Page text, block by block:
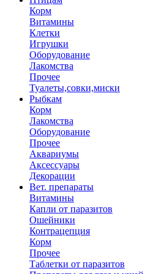
Корм
Витамины
Клетки
Игрушки
Оборудование
Лакомства
Прочее
Туалеты,совки,миски
Рыбкам
Корм
Лакомства
Оборудование
Прочее
Аквариумы
Аксессуары
Декорации
Вет. препараты
Витамины
Капли от паразитов
Ошейники
Контрацепция
Корм
Прочее
Таблетки от паразитов